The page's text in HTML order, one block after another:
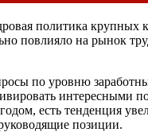
политика крупных
повлияло на рынок
по уровню
интересными
есть тенденция
позиции.